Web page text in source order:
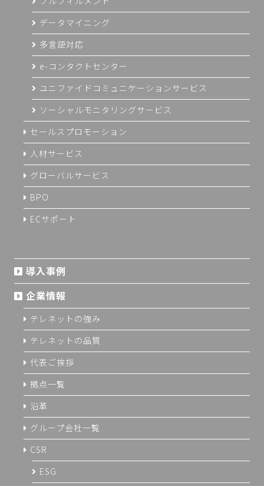
データマイニング
多言語対応
e-コンタクトセンター
ユニファイドコミュニケーションサービス
ソーシャルモニタリングサービス
セールスプロモーション
人材サービス
グローバルサービス
BPO
ECサポート
導入事例
企業情報
テレネットの強み
テレネットの品質
代表ご挨拶
拠点一覧
沿革
グループ会社一覧
CSR
ESG